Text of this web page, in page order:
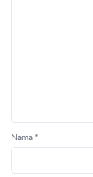
Nama *